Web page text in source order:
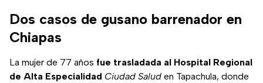
Dos casos de gusano barrenador en
Chiapas
La mujer de 77 años fue trasladada al Hospital Regional
de Alta Especialidad Ciudad Salud en Tapachula, donde